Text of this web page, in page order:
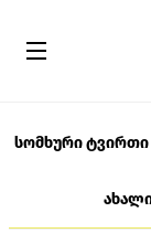
სომხური ტვირთი